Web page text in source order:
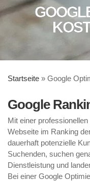
Startseite » Google
Google
Mit einer
Webseite im Ranking
dauerhaft potenzielle
Suchenden, suchen
Dienstleistung und
Bei einer Google